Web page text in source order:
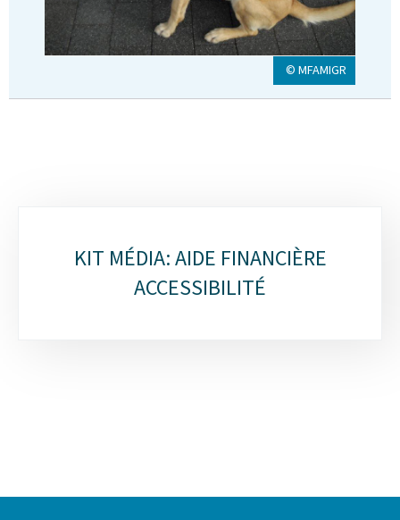
© MFAMIGR
rubriquesKIT MÉDIA: AIDE FINANCIÈRE
ACCESSIBILITÉ